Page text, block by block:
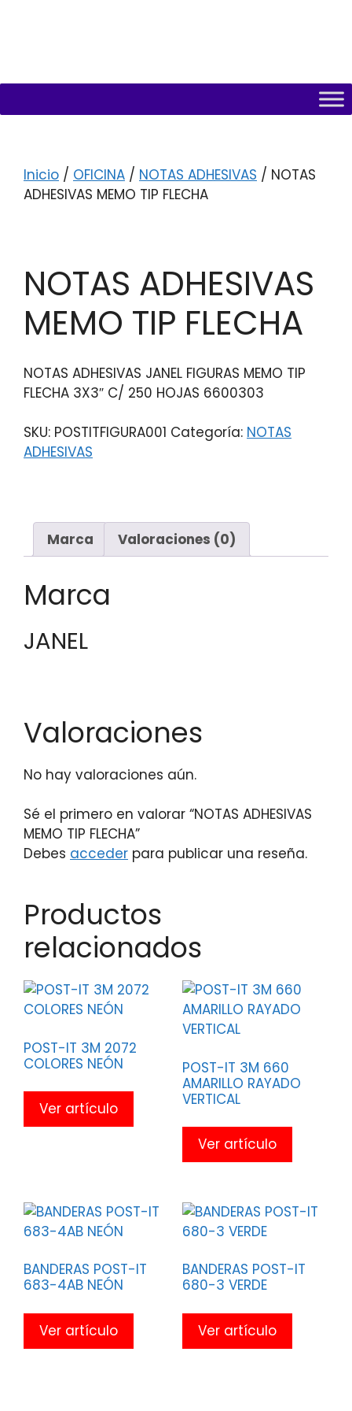
Inicio / OFICINA / NOTAS ADHESIVAS / NOTAS
ADHESIVAS MEMO TIP FLECHA
NOTAS ADHESIVAS
MEMO TIP FLECHA
NOTAS ADHESIVAS JANEL FIGURAS MEMO TIP
FLECHA 3X3″ C/ 250 HOJAS 6600303
SKU: POSTITFIGURA001 Categoría: NOTAS
ADHESIVAS
Marca Valoraciones (0)
Marca
JANEL
Valoraciones
No hay valoraciones aún.
Sé el primero en valorar “NOTAS ADHESIVAS
MEMO TIP FLECHA”
Debes acceder para publicar una reseña.
Productos
relacionados
POST-IT 3M 2072
COLORES NEÓN
Ver artículo
POST-IT 3M 660
AMARILLO RAYADO
VERTICAL
Ver artículo
BANDERAS POST-IT
683-4AB NEÓN
Ver artículo
BANDERAS POST-IT
680-3 VERDE
Ver artículo